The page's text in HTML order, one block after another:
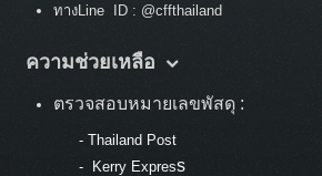
ทางLine ID : @cffthailand
ความช่วยเหลือ
ตรวจสอบหมายเลขพัสดุ :
- Thailand Post
- Kerry Express